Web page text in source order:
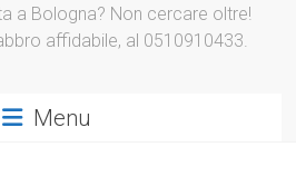
a Bologna? Non cercare oltre!
affidabile, al 0510910433.
Menu